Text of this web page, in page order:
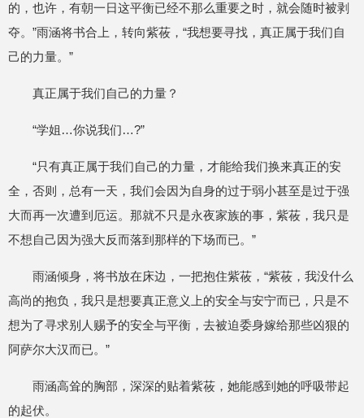
的，也许，有朝一日这平衡已经不那么重要之时，就会随时被剥
夺。”雨涵将书合上，转向紫莜，“我想要寻找，真正属于我们自
己的力量。”
真正属于我们自己的力量？
“学姐…你说我们…?”
“只有真正属于我们自己的力量，才能给我们换来真正的安
全，否则，总有一天，我们会因为自身的过于弱小甚至是过于强
大而再一次遭到厄运。那就不只是永夜家族的事，紫莜，我只是
不想自己因为强大反而落到那样的下场而已。”
雨涵倾身，将书放在床边，一把抱住紫莜，“紫莜，我没什么
高尚的抱负，我只是想要真正意义上的安全与安宁而已，只是不
想为了寻求别人赐予的安全与平衡，去被迫委身嫁给那些凶狠的
阿萨尔大汉而已。”
雨涵高耸的胸部，深深的贴着紫莜，她能感到她的呼吸带起
的起伏。